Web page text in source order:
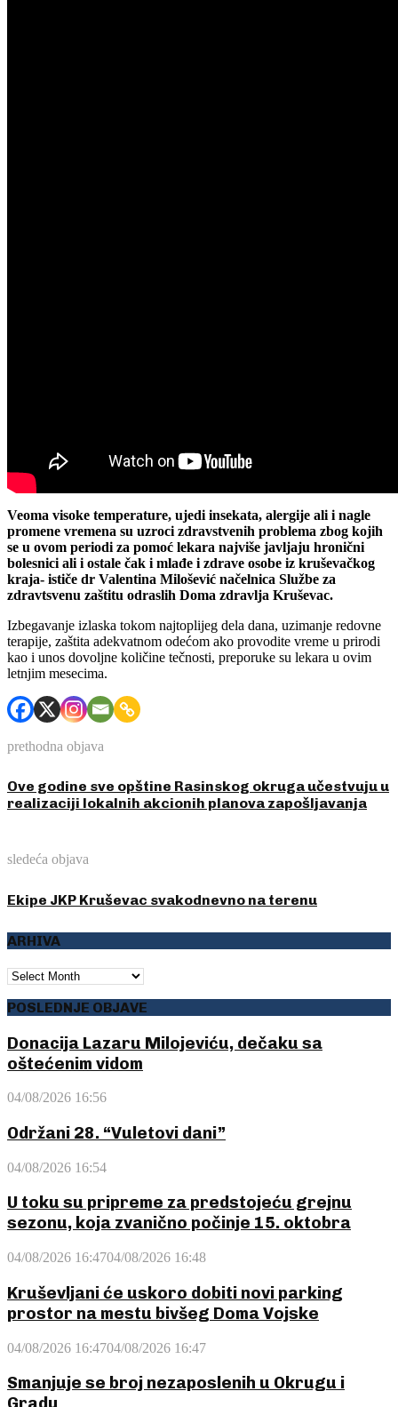
Veoma visoke temperature, ujedi insekata, alergije ali i nagle
promene vremena su uzroci zdravstvenih problema zbog kojih
se u ovom periodi za pomoć lekara najviše javljaju hronični
bolesnici ali i ostale čak i mlađe i zdrave osobe iz kruševačkog
kraja- ističe dr Valentina Milošević načelnica Službe za
zdravtsvenu zaštitu odraslih Doma zdravlja Kruševac.
Izbegavanje izlaska tokom najtoplijeg dela dana, uzimanje redovne
terapije, zaštita adekvatnom odećom ako provodite vreme u prirodi
kao i unos dovoljne količine tečnosti, preporuke su lekara u ovim
letnjim mesecima.
prethodna objava
Ove godine sve opštine Rasinskog okruga učestvuju u
realizaciji lokalnih akcionih planova zapošljavanja
sledeća objava
Ekipe JKP Kruševac svakodnevno na terenu
ARHIVA
ARHIVA
POSLEDNJE OBJAVE
Donacija Lazaru Milojeviću, dečaku sa
oštećenim vidom
04/08/2026 16:56
Održani 28. “Vuletovi dani”
04/08/2026 16:54
U toku su pripreme za predstojeću grejnu
sezonu, koja zvanično počinje 15. oktobra
04/08/2026 16:4704/08/2026 16:48
Kruševljani će uskoro dobiti novi parking
prostor na mestu bivšeg Doma Vojske
04/08/2026 16:4704/08/2026 16:47
Smanjuje se broj nezaposlenih u Okrugu i